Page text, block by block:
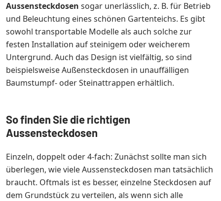
Aussensteckdosen sogar unerlässlich, z. B. für Betrieb
und Beleuchtung eines schönen Gartenteichs. Es gibt
sowohl transportable Modelle als auch solche zur
festen Installation auf steinigem oder weicherem
Untergrund. Auch das Design ist vielfältig, so sind
beispielsweise Außensteckdosen in unauffälligen
Baumstumpf- oder Steinattrappen erhältlich.
So finden Sie die richtigen
Aussensteckdosen
Einzeln, doppelt oder 4-fach: Zunächst sollte man sich
überlegen, wie viele Aussensteckdosen man tatsächlich
braucht. Oftmals ist es besser, einzelne Steckdosen auf
dem Grundstück zu verteilen, als wenn sich alle